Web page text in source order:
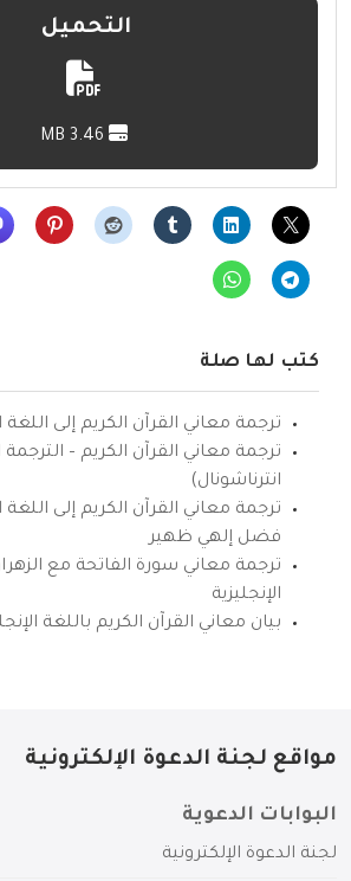
التحميل
كتب لها صلة
ترجمة معاني القرآن الكريم إلى اللغة
ترجمة معاني القرآن الكريم –
انترناشونال)
ترجمة معاني القرآن الكريم إلى اللغة
فضل إلهي ظهير
ترجمة معاني سورة الفاتحة مع
الإنجليزية
بيان معاني القرآن الكريم باللغة
مواقع لجنة الدعوة الإلكترونية
البوابات الدعوية
لجنة الدعوة الإلكترونية